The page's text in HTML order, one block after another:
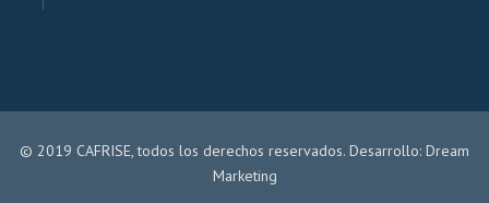
© 2019 CAFRISE, todos los derechos reservados. Desarrollo: Dream
Marketing